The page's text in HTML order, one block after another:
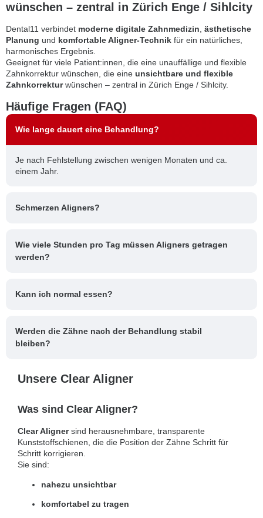
wünschen – zentral in Zürich Enge / Sihlcity
Dental11 verbindet moderne digitale Zahnmedizin ästhetische
Planung und komfortable Aligner-Technik für ein natürliches,
harmonisches Ergebnis.
Geeignet für viele Patient:innen, die eine unauffällige und flexible
Zahnkorrektur wünschen, die eine unsichtbare und flexible
Zahnkorrekturwünschen – zentral in Zürich Enge / Sihlcity.
Häufige Fragen (FAQ)
Wie lange dauert eine Behandlung?
Je nach Fehlstellung zwischen wenigen Monaten und ca.
einem Jahr.
Schmerzen Aligners?
Wie viele Stunden pro Tag müssen Aligners getragen
werden?
Kann ich normal essen?
Werden die Zähne nach der Behandlung stabil
bleiben?
Unsere Clear Aligner
Was sind Clear Aligner?
Clear Alignersind herausnehmbare, transparente
Kunststoffschienen, die die Position der Zähne Schritt für
Schritt korrigieren.
Sie sind:
nahezu unsichtbar
komfortabel zu tragen